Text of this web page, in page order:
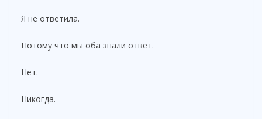
Я не ответила.
Потому что мы оба знали ответ.
Нет.
Никогда.